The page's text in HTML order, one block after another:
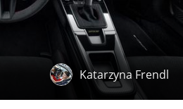
Katarzyna Frendl